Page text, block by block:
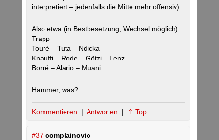
interpretiert – jedenfalls die Mitte mehr offensiv).
Also etwa (in Bestbesetzung, Wechsel möglich)
Trapp
Touré – Tuta – Ndicka
Knauffi – Rode – Götzi – Lenz
Borré – Alario – Muani
Hammer, was?
Kommentieren | Antworten | ⇑ Top
#37 complainovic